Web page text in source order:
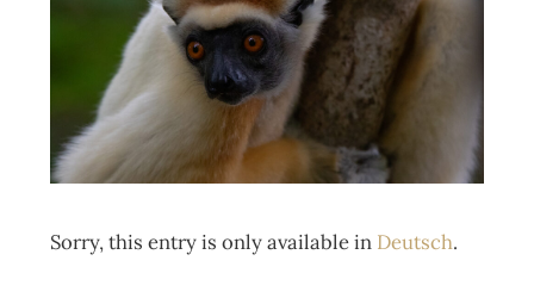
Sorry, this entry is only available in Deutsch.